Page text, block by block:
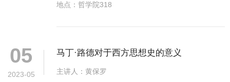
地点：哲学院318
05
2023-05
马丁·路德对于西方思想史的意义
主讲人：黄保罗